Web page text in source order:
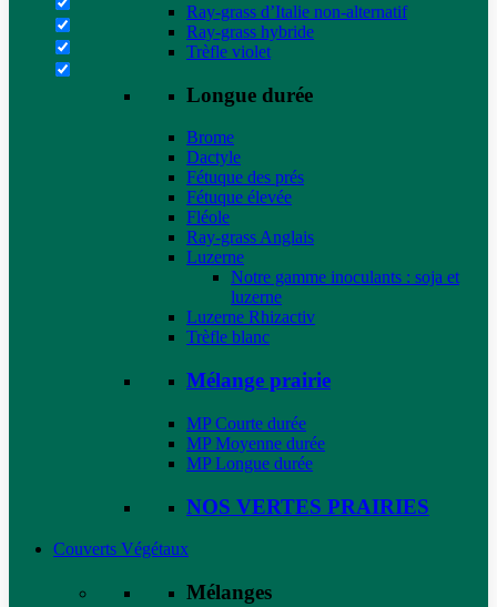
Ray-grass d’Italie non-alternatif
Ray-grass hybride
Trèfle violet
Longue durée
Brome
Dactyle
Fétuque des prés
Fétuque élevée
Fléole
Ray-grass Anglais
Luzerne
Notre gamme inoculants : soja et
luzerne
Luzerne Rhizactiv
Trèfle blanc
Mélange prairie
MP Courte durée
MP Moyenne durée
MP Longue durée
NOS VERTES PRAIRIES
Couverts Végétaux
Mélanges